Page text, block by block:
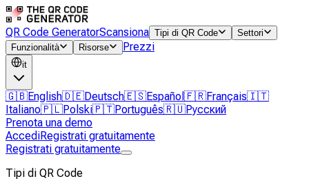
QR Code GeneratorScansiona Tipi di QR Code
Settori
Funzionalità
Risorse Prezzi
it
🇬🇧English🇩🇪Deutsch🇪🇸Español 🇫🇷Français🇮🇹
Italiano🇵🇱Polski🇵🇹Português🇷🇺Русский
Prenota una demo
AccediRegistrati gratuitamente
Registrati gratuitamente
Tipi di QR Code